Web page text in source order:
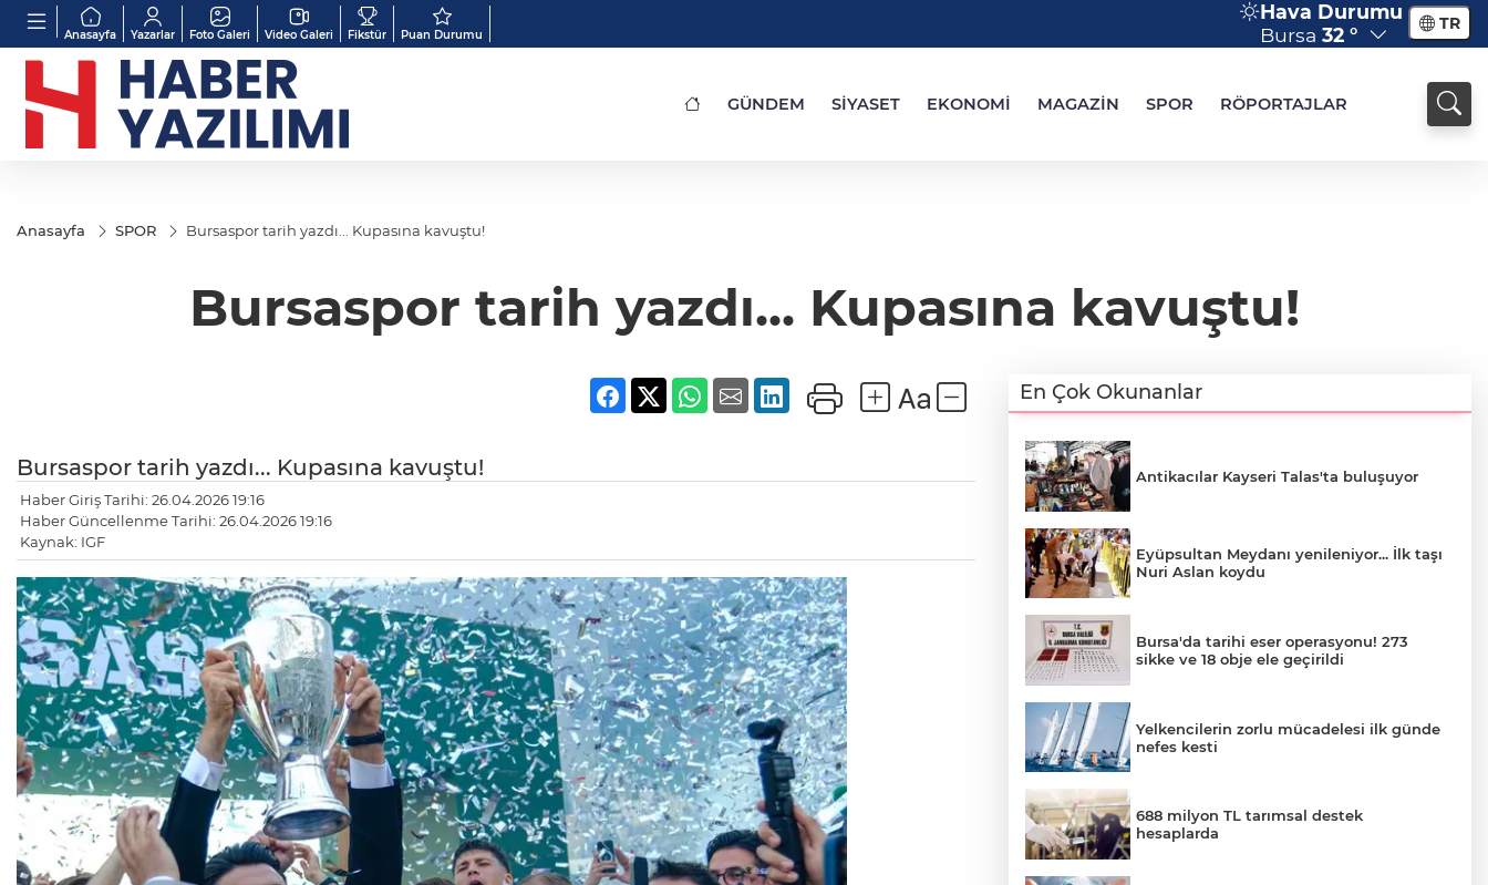
Anasayfa Yazarlar Foto Galeri Video Galeri Fikstür Puan Durumu
Hava Durumu
Bursa 32 ° TR
GÜNDEM SİYASET EKONOMİ MAGAZİN SPOR RÖPORTAJLAR
Anasayfa SPOR Bursaspor tarih yazdı... Kupasına kavuştu!
Bursaspor tarih yazdı... Kupasına kavuştu!
Bursaspor tarih yazdı... Kupasına kavuştu!
Haber Giriş Tarihi: 26.04.2026 19:16
Haber Güncellenme Tarihi: 26.04.2026 19:16
Kaynak: IGF
En Çok Okunanlar
Antikacılar Kayseri Talas'ta buluşuyor
Eyüpsultan Meydanı yenileniyor... İlk taşı
Nuri Aslan koydu
Bursa'da tarihi eser operasyonu! 273
sikke ve 18 obje ele geçirildi
Yelkencilerin zorlu mücadelesi ilk günde
nefes kesti
688 milyon TL tarımsal destek
hesaplarda